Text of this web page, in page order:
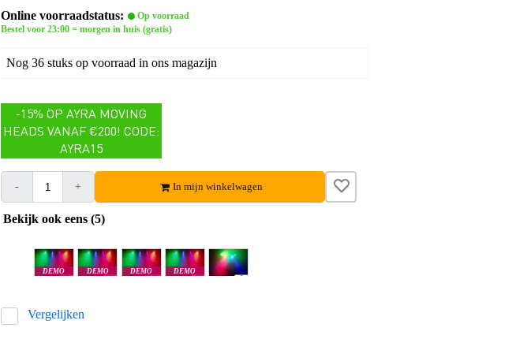
Online voorraadstatus:
Op voorraad
Bestel voor 23:00 = morgen in huis (gratis)
Nog 36 stuks op voorraad in ons magazijn
-15% OP AYRA MOVING
HEADS VANAF €200! CODE:
AYRA15
- + In mijn winkelwagen
Bekijk ook eens (5)
DEMO
DEMO
DEMO
DEMO
Vergelijken